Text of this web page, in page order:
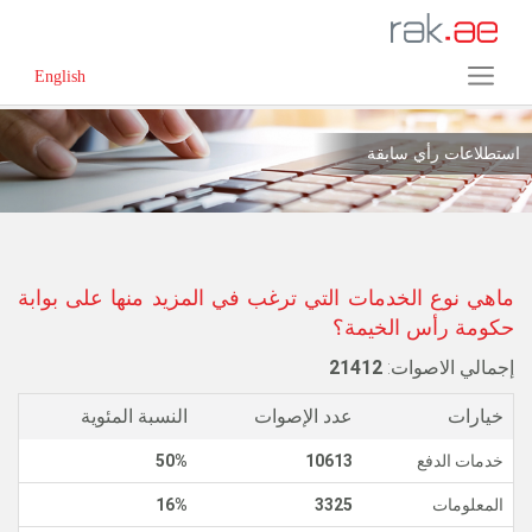
English
استطلاعات رأي سابقة
ماهي نوع الخدمات التي ترغب في المزيد منها على بوابة
حكومة رأس الخيمة؟
إجمالي الاصوات:
خيارات عدد الإصوات النسبة المئوية
خدمات الدفع 10613
50%
المعلومات 3325
16%